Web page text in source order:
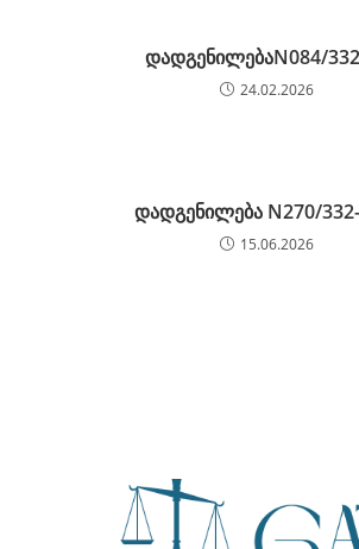
დადგენილებაN084/
24.02.2026
დადგენილება N270/
15.06.2026